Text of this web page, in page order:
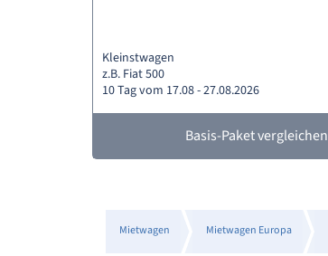
Kleinstwagen
z.B. Fiat 500
10 Tag vom 17.08 - 27.08.2026
Basis-Paket vergleichen
Mietwagen Mietwagen Europa